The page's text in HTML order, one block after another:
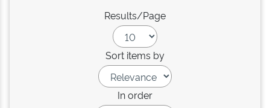
Results/Page
Sort items by
In order